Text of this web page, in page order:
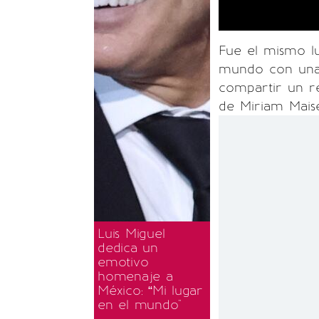
Luis Miguel
dedica un
emotivo
homenaje a
México: “Mi lugar
en el mundo"
Fue el mismo
mundo con
compartir un
de Miriam